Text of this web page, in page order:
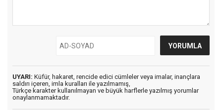
UYARI: Küfür, hakaret, rencide edici cümleler veya imalar, inançlara
saldırı içeren, imla kuralları ile yazılmamış,
Türkçe karakter kullanılmayan ve büyük harflerle yazılmış yorumlar
onaylanmamaktadır.